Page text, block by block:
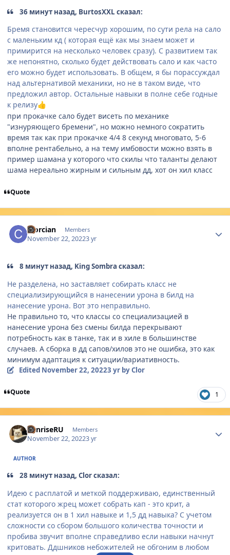
36 минут назад, BurtosXXL сказал:
Бремя становится чересчур хорошим, по сути рела на сало
с маленьким кд ( которая ещё как мы знаем может и
примирится на несколько человек сразу). С развитием так
же непонятно, сколько будет действовать сало и как часто
его можно будет использовать. В общем, я бы порассуждал
над альтернативой механики, но не в таком виде, что
предложил автор. Остальные навыки в полне себе годные
к релизу👍
при прокачке сало будет висеть по механике
"изнуряющего бремени", но можно немного сократить
время так как при прокачке 4/4 8 секунд многовато, 5-6
вполне рентабельно, а на тему имбовости можно взять в
пример шамана у которого что скилы что таланты делают
шама нереально жирным и сильным дд, хот он хил класс
Quote
Clorcian Members
November 22, 20223 yr
8 минут назад, King Sombra сказал:
Не разделена, но заставляет собирать класс не
специализирующийся в нанесении урона в билд на
нанесение урона. Вот это неправильно.
Не правильно то, что классы со специализацией в
нанесение урона без смены билда перекрывают
потребность как в танке, так и в хиле в большинстве
случаев. А сборка в дд сапов/хилов это не ошибка, это как
минимум адаптация к ситуации/вариативность.
Edited November 22, 20223 yrby Clor
Quote 1
SunriseRU Members
November 22, 20223 yr
AUTHOR
28 минут назад, Clor сказал:
Идею с расплатой и меткой поддерживаю, единственный
стат которого жрец может собрать кап - это крит, а
реализуется он в 1 хил навыке и 1,5 дд навыка? С учетом
сложности со сбором большого количества точности и
пробива звучит вполне справедливо если навыки начнут
критовать. Ддшников небожителей не обгоним в любом